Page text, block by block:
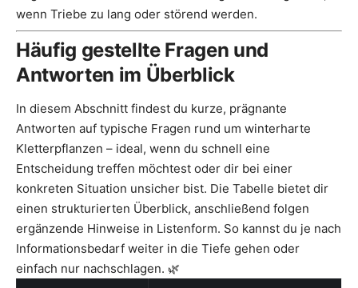
wenn Triebe zu lang oder störend werden.
Häufig gestellte Fragen und
Antworten im Überblick
In diesem Abschnitt findest du kurze, prägnante
Antworten auf typische Fragen rund um winterharte
Kletterpflanzen – ideal, wenn du schnell eine
Entscheidung treffen möchtest oder dir bei einer
konkreten Situation unsicher bist. Die Tabelle bietet dir
einen strukturierten Überblick, anschließend folgen
ergänzende Hinweise in Listenform. So kannst du je nach
Informationsbedarf weiter in die Tiefe gehen oder
einfach nur nachschlagen. 🌿